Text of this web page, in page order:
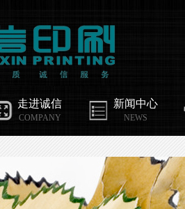
走进诚信
COMPANY
新闻中心
NEWS